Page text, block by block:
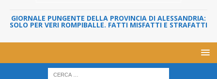
GIORNALE PUNGENTE DELLA PROVINCIA DI ALESSANDRIA:
SOLO PER VERI ROMPIBALLE. FATTI MISFATTI E STRAFATTI